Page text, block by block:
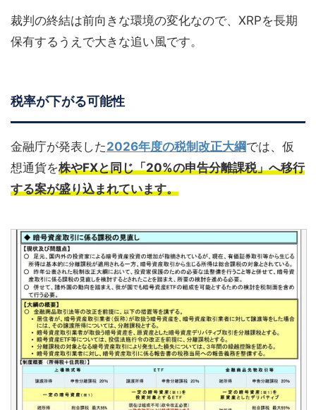
裁判の終結は前向きな環境の変化なので、XRPを長期
保有するうえで大きな追い風です。
税率が下がる可能性
金融庁が発表した2026年度の税制改正大綱では、仮
想通貨を株やFXと同じ「20%の申告分離課税」へ移行
する案が盛り込まれています。